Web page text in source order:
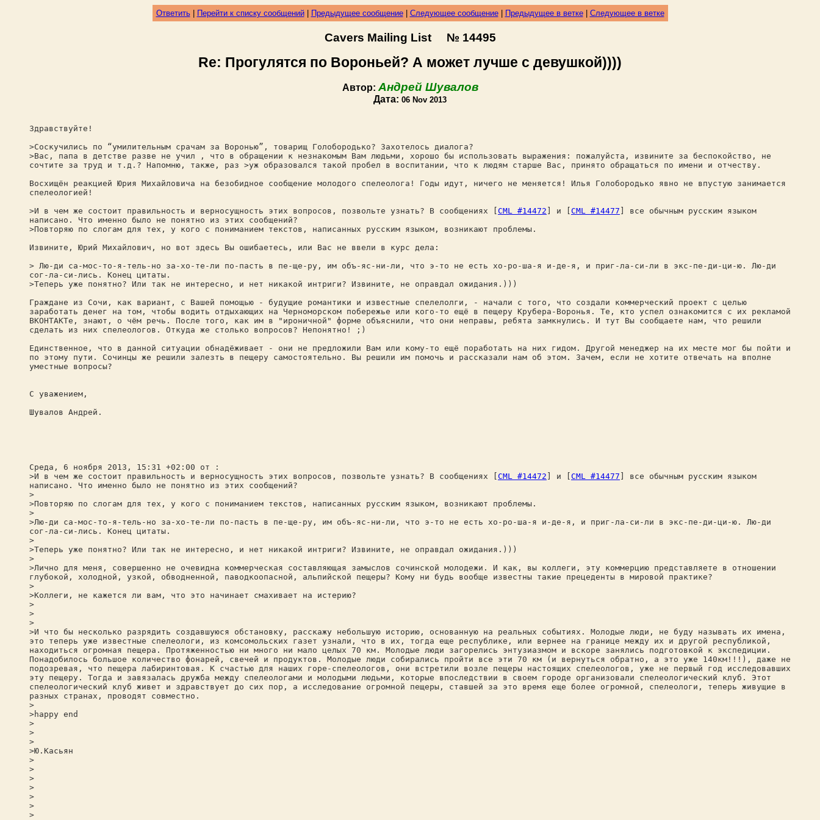
Ответить| Перейти к списку сообщений| Предыдущее сообщение| Следующее сообщение| Предыдущее в ветке| Следующее в ветке
Cavers Mailing List № 14495
Re: Прогулятся по Вороньей? А может лучше с девушкой))))
Автор: Андрей Шувалов
Дата: 06 Nov 2013
Здравствуйте!
>Соскучились по “умилительным срачам за Воронью”, товарищ Голобородько? Захотелось диалога?
>Вас, папа в детстве разве не учил , что в обращении к незнакомым Вам людьми, хорошо бы использовать выражения: пожалуйста, извините за беспокойство, не
сочтите за труд и т.д.? Напомню, также, раз >уж образовался такой пробел в воспитании, что к людям старше Вас, принято обращаться по имени и отчеству.
Восхищён реакцией Юрия Михайловича на безобидное сообщение молодого спелеолога! Годы идут, ничего не меняется! Илья Голобородько явно не впустую занимается
спелеологией!
>И в чем же состоит правильность и верносущность этих вопросов, позвольте узнать? В сообщениях [ CML #14472 ] и [ CML #14477 ] все обычным русским языком
написано. Что именно было не понятно из этих сообщений?
>Повторяю по слогам для тех, у кого с пониманием текстов, написанных русским языком, возникают проблемы.
Извините, Юрий Михайлович, но вот здесь Вы ошибаетесь, или Вас не ввели в курс дела:
> Лю-ди са-мос-то-я-тель-но за-хо-те-ли по-пасть в пе-ще-ру, им объ-яс-ни-ли, что э-то не есть хо-ро-ша-я и-де-я, и приг-ла-си-ли в экс-пе-ди-ци-ю. Лю-ди
сог-ла-си-лись. Конец цитаты.
>Теперь уже понятно? Или так не интересно, и нет никакой интриги? Извините, не оправдал ожидания.)))
Граждане из Сочи, как вариант, с Вашей помощью - будущие романтики и известные спелелолги, - начали с того, что создали коммерческий проект с целью
заработать денег на том, чтобы водить отдыхающих на Черноморском побережье или кого-то ещё в пещеру Крубера-Воронья. Те, кто успел ознакомится с их рекламой
ВКОНТАКТе, знают, о чём речь. После того, как им в "ироничной" форме объяснили, что они неправы, ребята замкнулись. И тут Вы сообщаете нам, что решили
сделать из них спелеологов. Откуда же столько вопросов? Непонятно! ;)
Единственное, что в данной ситуации обнадёживает - они не предложили Вам или кому-то ещё поработать на них гидом. Другой менеджер на их месте мог бы пойти и
по этому пути. Сочинцы же решили залезть в пещеру самостоятельно. Вы решили им помочь и рассказали нам об этом. Зачем, если не хотите отвечать на вполне
уместные вопросы?
С уважением,
Шувалов Андрей.
Среда, 6 ноября 2013, 15:31 +02:00 от :
>И в чем же состоит правильность и верносущность этих вопросов, позвольте узнать? В сообщениях [ CML #14472 ] и [ CML #14477 ] все обычным русским языком
написано. Что именно было не понятно из этих сообщений?
>
>Повторяю по слогам для тех, у кого с пониманием текстов, написанных русским языком, возникают проблемы.
>
>Лю-ди са-мос-то-я-тель-но за-хо-те-ли по-пасть в пе-ще-ру, им объ-яс-ни-ли, что э-то не есть хо-ро-ша-я и-де-я, и приг-ла-си-ли в экс-пе-ди-ци-ю. Лю-ди
сог-ла-си-лись. Конец цитаты.
>
>Теперь уже понятно? Или так не интересно, и нет никакой интриги? Извините, не оправдал ожидания.)))
>
>Лично для меня, совершенно не очевидна коммерческая составляющая замыслов сочинской молодежи. И как, вы коллеги, эту коммерцию представляете в отношении
глубокой, холодной, узкой, обводненной, паводкоопасной, альпийской пещеры? Кому ни будь вообще известны такие прецеденты в мировой практике?
>
>Коллеги, не кажется ли вам, что это начинает смахивает на истерию?
>
>
>
>И что бы несколько разрядить создавшуюся обстановку, расскажу небольшую историю, основанную на реальных событиях. Молодые люди, не буду называть их имена,
это теперь уже известные спелеологи, из комсомольских газет узнали, что в их, тогда еще республике, или вернее на границе между их и другой республикой,
находиться огромная пещера. Протяженностью ни много ни мало целых 70 км. Молодые люди загорелись энтузиазмом и вскоре занялись подготовкой к экспедиции.
Понадобилось большое количество фонарей, свечей и продуктов. Молодые люди собирались пройти все эти 70 км (и вернуться обратно, а это уже 140км!!!), даже не
подозревая, что пещера лабиринтовая. К счастью для наших горе-спелеологов, они встретили возле пещеры настоящих спелеологов, уже не первый год исследовавших
эту пещеру. Тогда и завязалась дружба между спелеологами и молодыми людьми, которые впоследствии в своем городе организовали спелеологический клуб. Этот
спелеологический клуб живет и здравствует до сих пор, а исследование огромной пещеры, ставшей за это время еще более огромной, спелеологи, теперь живущие в
разных странах, проводят совместно.
>
>happy end
>
>
>
>Ю.Касьян
>
>
>
>
>
>
>